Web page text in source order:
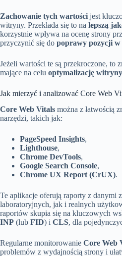
Zachowanie tych wartości jest
witryny. Przekłada się to na lepszą
korzystnie wpływa na ocenę strony
przyczynić się do poprawy pozycji
Jeżeli wartości te są przekroczone, to
mające na celu optymalizację witryny
Jak mierzyć i analizować Core Web
Core Web Vitals można z łatwością
narzędzi, takich jak:
PageSpeed Insights,
Lighthouse,
Chrome DevTools,
Google Search Console,
Chrome UX Report (CrUX).
Te aplikacje oferują raporty z danymi
laboratoryjnych, jak i realnych
raportów skupia się na kluczowych
INP (lub FID) i CLS, dla
Regularne monitorowanie Core Web
problemów z wydajnością strony i